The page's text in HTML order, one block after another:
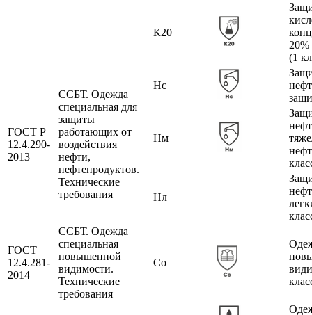
К20
20%
(1
ГОСТ Р
12.4.290-
2013
ССБТ. Одежда
специальная для
защиты
работающих от
воздействия
нефти,
нефтепродуктов.
Технические
требования
Нс
Нм
Нл
ГОСТ
12.4.281-
2014
ССБТ. Одежда
специальная
повышенной
видимости.
Технические
требования
Со